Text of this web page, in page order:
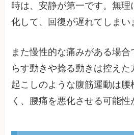
時は、安静が第一です。無理
化して、回復が遅れてしまい
また慢性的な痛みがある場合
らす動きや捻る動きは控え
起こしのような腹筋運動は腰
く、腰痛を悪化させる可能性